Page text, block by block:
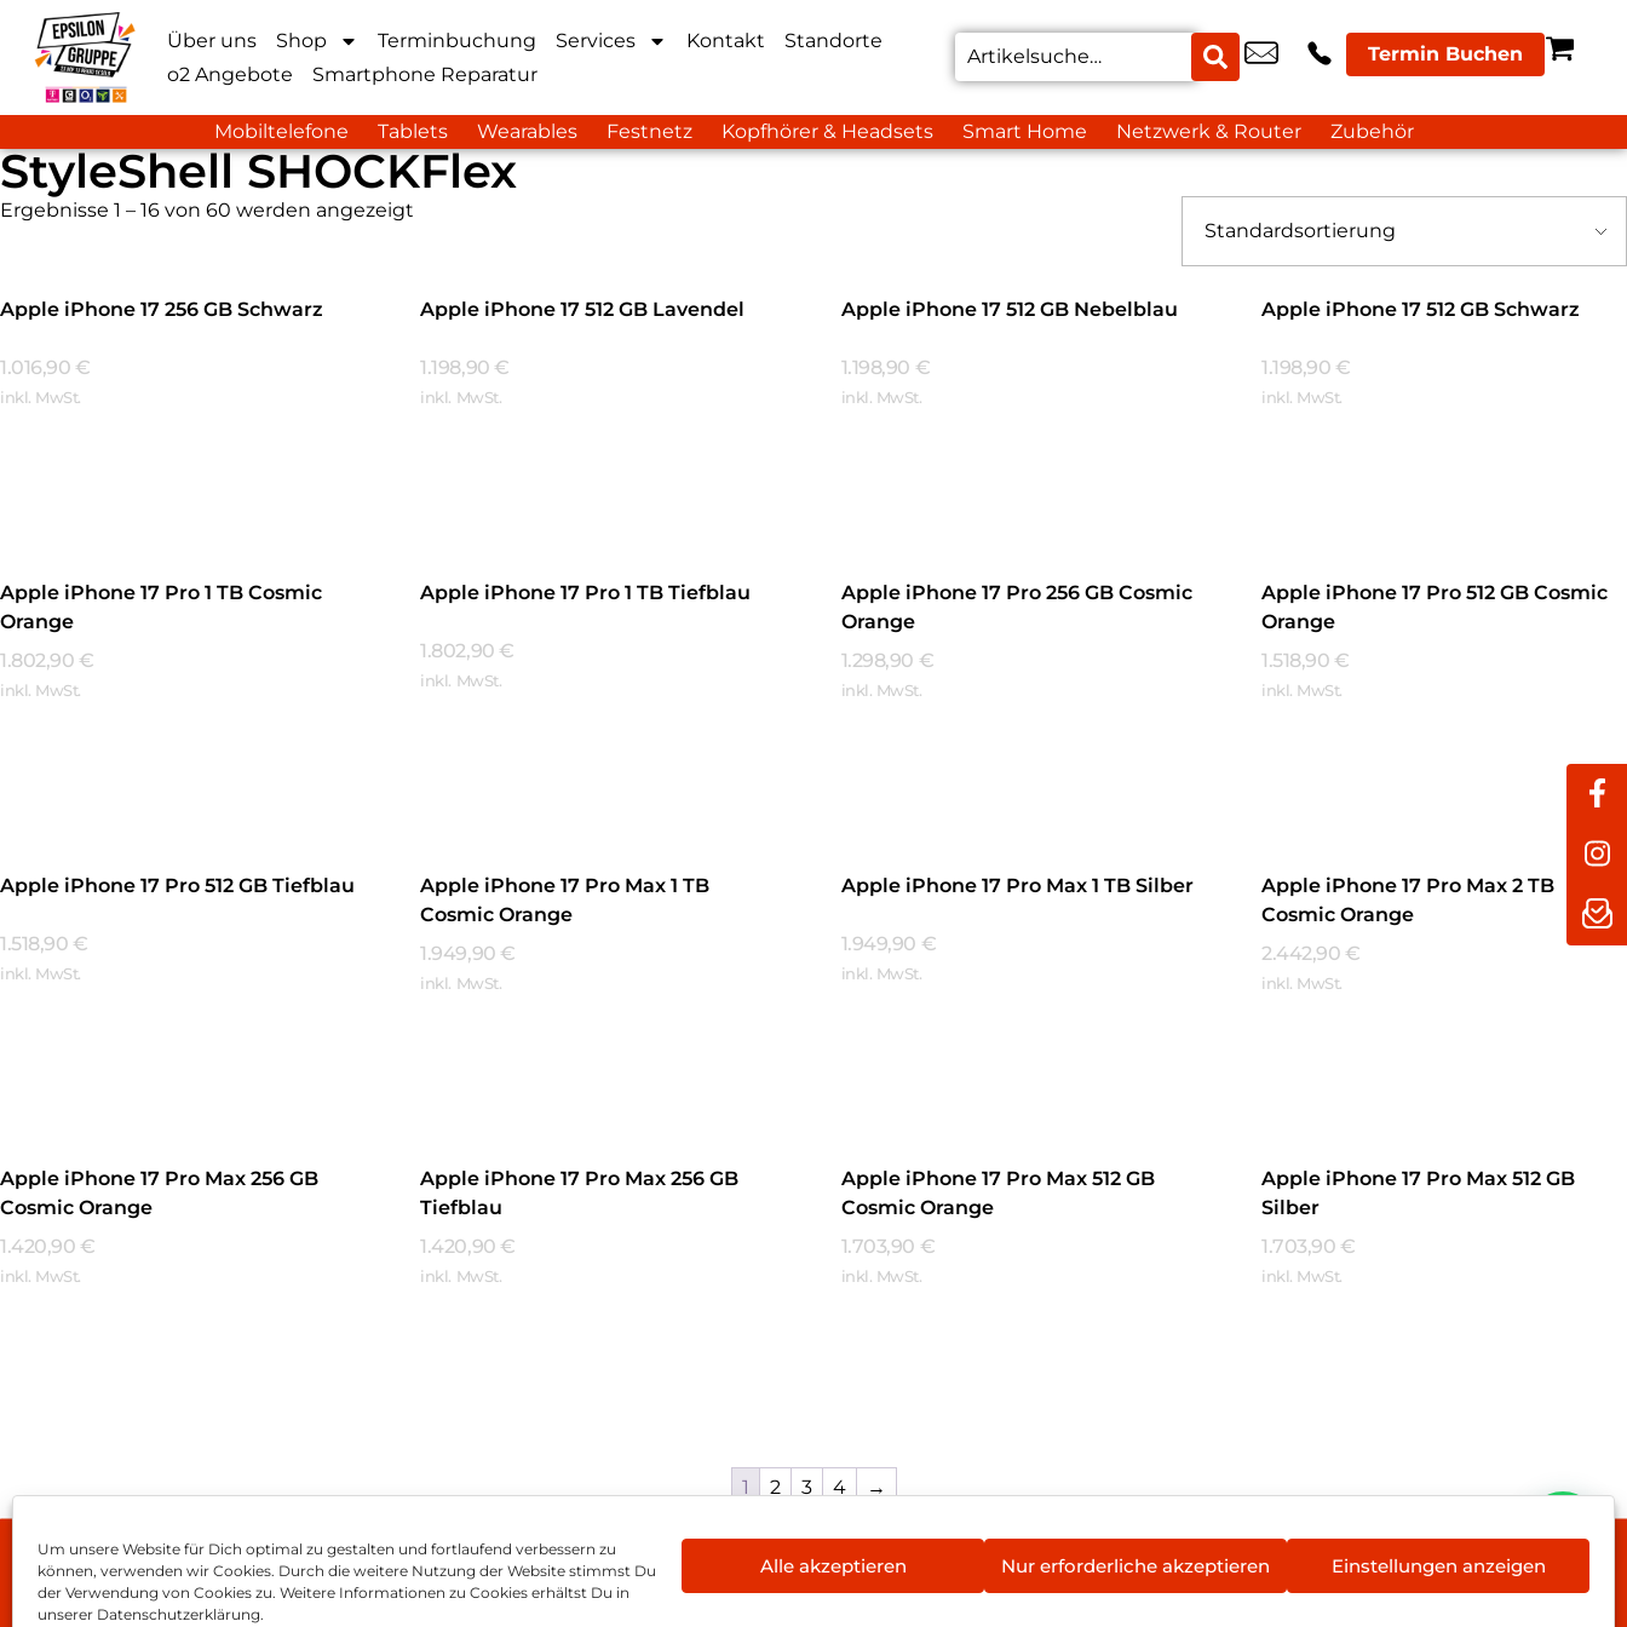
Um unsere Website für Dich optimal zu gestalten und fortlaufend verbessern zu
können, verwenden wir Cookies. Durch die weitere Nutzung der Website stimmst Du
der Verwendung von Cookies zu. Weitere Informationen zu Cookies erhältst Du in
unserer Datenschutzerklärung.
Alle akzeptieren Nur erforderliche akzeptieren Einstellungen anzeigen
Über uns Shop Terminbuchung Services Kontakt
Standorte
o2 Angebote
Smartphone Reparatur
Termin Buchen
Mobiltelefone Tablets Wearables Festnetz Kopfhörer & Headsets Smart Home Netzwerk & Router Zubehör
StyleShell SHOCKFlex
Ergebnisse 1 – 16 von 60 werden angezeigt
Apple iPhone 17 256 GB Schwarz
1.016,90 €
inkl. MwSt.
Apple iPhone 17 512 GB Lavendel
1.198,90 €
inkl. MwSt.
Apple iPhone 17 512 GB Nebelblau
1.198,90 €
inkl. MwSt.
Apple iPhone 17 512 GB Schwarz
1.198,90 €
inkl. MwSt.
Apple iPhone 17 Pro 1 TB Cosmic
Orange
1.802,90 €
inkl. MwSt.
Apple iPhone 17 Pro 1 TB Tiefblau
1.802,90 €
inkl. MwSt.
Apple iPhone 17 Pro 256 GB Cosmic
Orange
1.298,90 €
inkl. MwSt.
Apple iPhone 17 Pro 512 GB Cosmic
Orange
1.518,90 €
inkl. MwSt.
Apple iPhone 17 Pro 512 GB Tiefblau
1.518,90 €
inkl. MwSt.
Apple iPhone 17 Pro Max 1 TB
Cosmic Orange
1.949,90 €
inkl. MwSt.
Apple iPhone 17 Pro Max 1 TB Silber
1.949,90 €
inkl. MwSt.
Apple iPhone 17 Pro Max 2 TB
Cosmic Orange
2.442,90 €
inkl. MwSt.
Apple iPhone 17 Pro Max 256 GB
Cosmic Orange
1.420,90 €
inkl. MwSt.
Apple iPhone 17 Pro Max 256 GB
Tiefblau
1.420,90 €
inkl. MwSt.
Apple iPhone 17 Pro Max 512 GB
Cosmic Orange
1.703,90 €
inkl. MwSt.
Apple iPhone 17 Pro Max 512 GB
Silber
1.703,90 €
inkl. MwSt.
1 2 3 4 →
Impressum AGB Datenschutz Vertrag widerrufen Hinweis zur Batterieentsorgung Newsletter